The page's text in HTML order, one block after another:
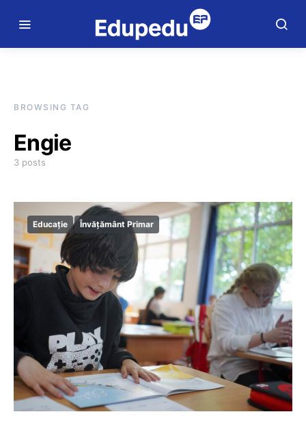
BROWSING TAG
Engie
3 posts
Educație Învățământ Primar